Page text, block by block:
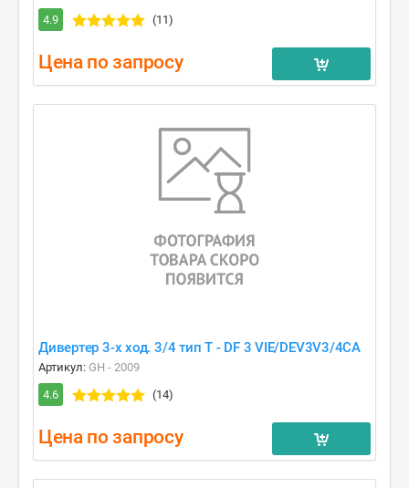
4.9
(11)
Цена по запросу
Дивертер 3-х ход. 3/4 тип T - DF 3 VIE/DEV3V3/4CA
Артикул: GH - 2009
4.6
(14)
Цена по запросу